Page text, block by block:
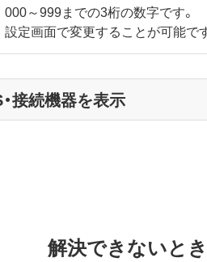
000～999までの3桁の数字です。
設定画面で変更することが可能で
接続機器を表示
解決できないと